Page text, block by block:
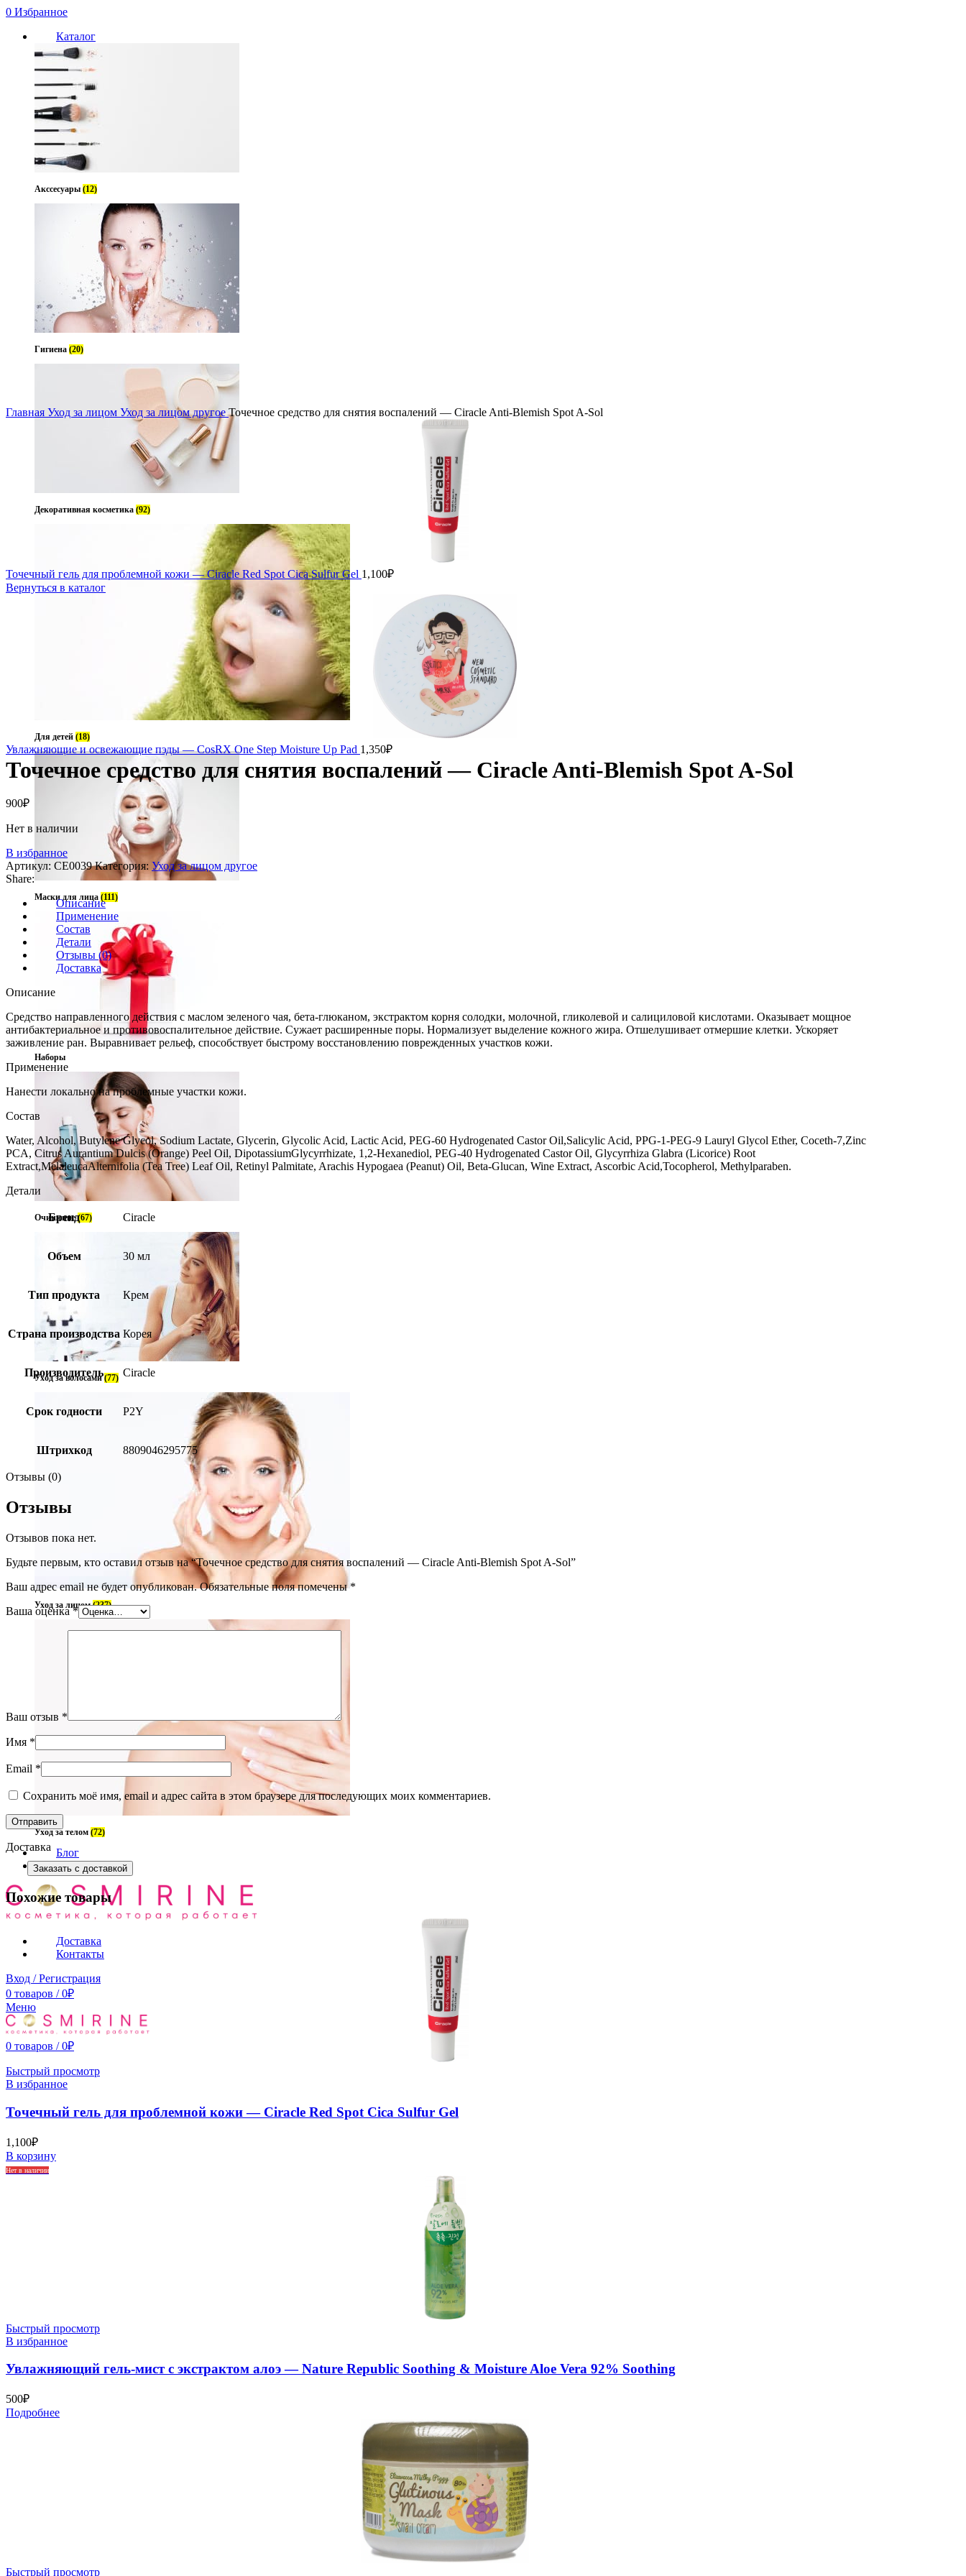
0 Избранное
Каталог
Акссесуары (12)
Гигиена (20)
Декоративная косметика (92)
Для детей (18)
Маски для лица (111)
Наборы
Очищение(67)
Уход за волосами(77)
Уход за лицом(237)
Уход за телом (72)
Блог
О нас
Доставка
Контакты
Вход / Регистрация
0 товаров / 0₽
Меню
0 товаров / 0₽
Главная Уход за лицом Уход за лицом другоеТочечное средство для снятия воспалений — Ciracle Anti-Blemish Spot A-Sol
Точечный гель для проблемной кожи — Ciracle Red Spot Cica Sulfur Gel 1,100₽
Вернуться в каталог
Увлажняющие и освежающие пэды — CosRX One Step Moisture Up Pad 1,350₽
Точечное средство для снятия воспалений — Ciracle Anti-Blemish Spot A-Sol
900₽
Нет в наличии
В избранное
Артикул: CE0039Категория: Уход за лицом другое
Share:
Описание
Применение
Состав
Детали
Отзывы (0)
Доставка
Описание
Средство направленного действия с маслом зеленого чая, бета-глюканом, экстрактом корня солодки, молочной, гликолевой и салициловой кислотами. Оказывает мощное
антибактериальное и противовоспалительное действие. Сужает расширенные поры. Нормализует выделение кожного жира. Отшелушивает отмершие клетки. Ускоряет
заживление ран. Выравнивает рельеф, способствует быстрому восстановлению поврежденных участков кожи.
Применение
Нанести локально на проблемные участки кожи.
Состав
Water, Alcohol, Butylene Glycol, Sodium Lactate, Glycerin, Glycolic Acid, Lactic Acid, PEG-60 Hydrogenated Castor Oil,Salicylic Acid, PPG-1-PEG-9 Lauryl Glycol Ether, Coceth-7,Zinc
PCA, Citrus Aurantium Dulcis (Orange) Peel Oil, DipotassiumGlycyrrhizate, 1,2-Hexanediol, PEG-40 Hydrogenated Castor Oil, Glycyrrhiza Glabra (Licorice) Root
Extract,MelaleucaAlternifolia (Tea Tree) Leaf Oil, Retinyl Palmitate, Arachis Hypogaea (Peanut) Oil, Beta-Glucan, Wine Extract, Ascorbic Acid,Tocopherol, Methylparaben.
Детали
Бренд Ciracle
Объем 30 мл
Тип продукта Крем
Страна производства Корея
Производитель Ciracle
Срок годности P2Y
Штрихкод 8809046295775
Отзывы (0)
Отзывы
Отзывов пока нет.
Будьте первым, кто оставил отзыв на “Точечное средство для снятия воспалений — Ciracle Anti-Blemish Spot A-Sol”
Ваш адрес email не будет опубликован. Обязательные поля помечены*
Ваша оценка*
Ваш отзыв *
Имя *
Email *
Сохранить моё имя, email и адрес сайта в этом браузере для последующих моих комментариев.
Доставка
Заказать с доставкой
Похожие товары
Быстрый просмотр
В избранное
Точечный гель для проблемной кожи — Ciracle Red Spot Cica Sulfur Gel
1,100₽
В корзину
Нет в наличии
Быстрый просмотр
В избранное
Увлажняющий гель-мист с экстрактом алоэ — Nature Republic Soothing & Moisture Aloe Vera 92% Soothing
500₽
Подробнее
Быстрый просмотр